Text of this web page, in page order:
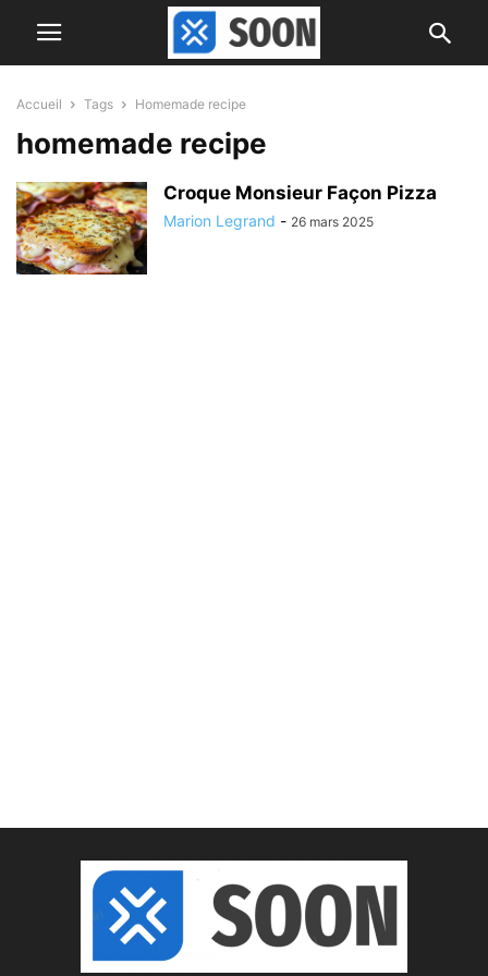
Accueil Tags Homemade recipe
homemade recipe
Croque Monsieur Façon Pizza
Marion Legrand - 26 mars 2025